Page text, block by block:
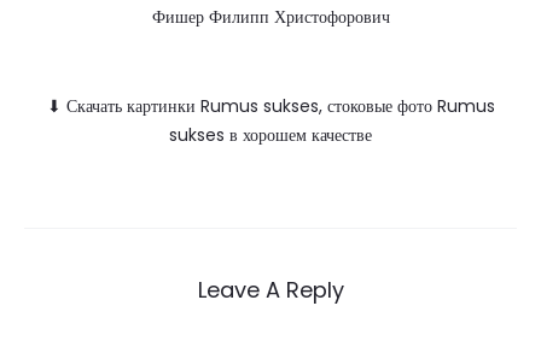
Фишер Филипп Христофорович
⬇ Скачать картинки Rumus sukses, стоковые фото Rumus
sukses в хорошем качестве
Leave A Reply